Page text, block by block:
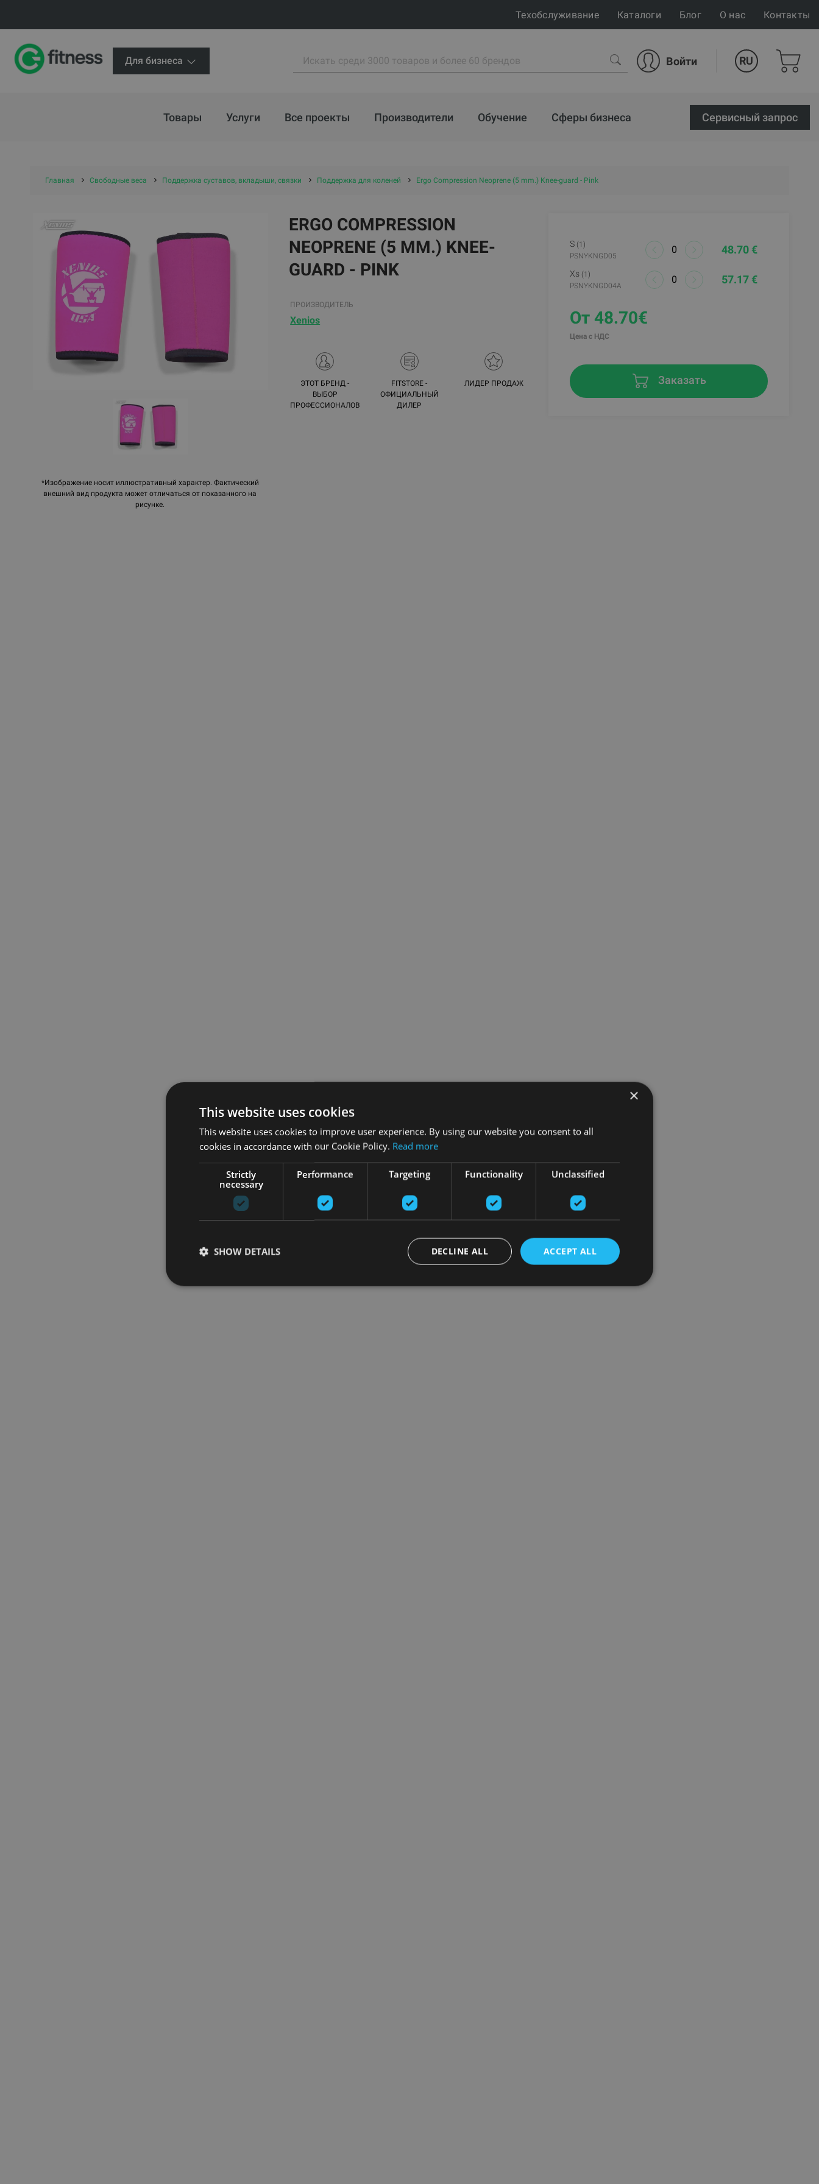
Техобслуживание Каталоги Блог О нас Контакты
Для бизнеса Войти RU
Товары Услуги Все проекты Производители Обучение Сферы бизнеса Cервисный запрос
Главная Свободные веса Поддержка суставов, вкладыши, связки Поддержка для коленей Ergo Compression Neoprene (5 mm.) Knee-guard - Pink
*Изображение носит иллюстративный характер. Фактический
внешний вид продукта может отличаться от показанного на
рисунке.
ERGO COMPRESSION
NEOPRENE (5 MM.) KNEE-
GUARD - PINK
ПРОИЗВОДИТЕЛЬ
Xenios
ЭТОТ БРЕНД -
ВЫБОР
ПРОФЕССИОНАЛОВ
FITSTORE -
ОФИЦИАЛЬНЫЙ
ДИЛЕР
ЛИДЕР ПРОДАЖ
S (1)
PSNYKNGD05
48.70 €
Xs (1)
PSNYKNGD04A
57.17 €
От 48.70€
Цена с НДС
Заказать
×
This website uses cookies
This website uses cookies to improve user experience. By using our website you consent to all
cookies in accordance with our Cookie Policy. Read more
Strictly
necessary
Performance Targeting Functionality Unclassified
ACCEPT ALL
DECLINE ALL
SHOW DETAILS